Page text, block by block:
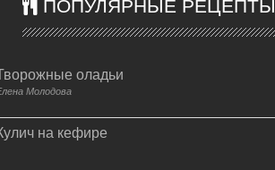
ПОПУЛЯРНЫЕ РЕЦЕПТЫ
оладьи
Молодова
на кефире